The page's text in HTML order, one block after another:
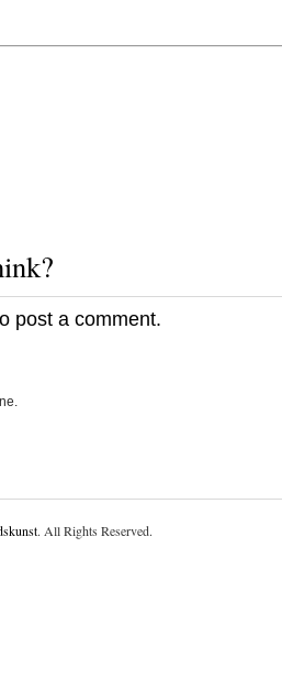
post a comment.
. All Rights Reserved.